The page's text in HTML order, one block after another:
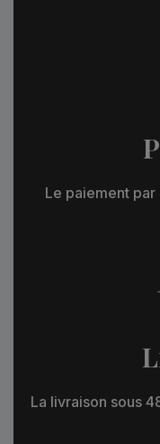
Le paiement
La livraison sous